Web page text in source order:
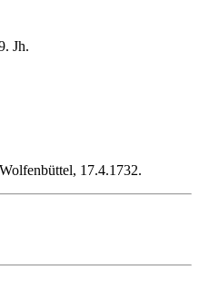
Jh.
17.4.1732.